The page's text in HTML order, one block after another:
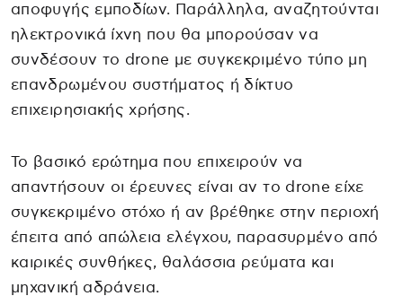
αποφυγής εμποδίων. Παράλληλα, αναζητούνται
ηλεκτρονικά ίχνη που θα μπορούσαν να
συνδέσουν το drone με συγκεκριμένο τύπο μη
επανδρωμένου συστήματος ή δίκτυο
επιχειρησιακής χρήσης.
Το βασικό ερώτημα που επιχειρούν να
απαντήσουν οι έρευνες είναι αν το drone είχε
συγκεκριμένο στόχο ή αν βρέθηκε στην περιοχή
έπειτα από απώλεια ελέγχου, παρασυρμένο από
καιρικές συνθήκες, θαλάσσια ρεύματα και
μηχανική αδράνεια.